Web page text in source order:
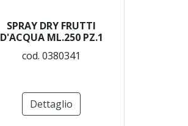
SPRAY DRY FRUTTI
D'ACQUA ML.250 PZ.1
cod. 0380341
Dettaglio